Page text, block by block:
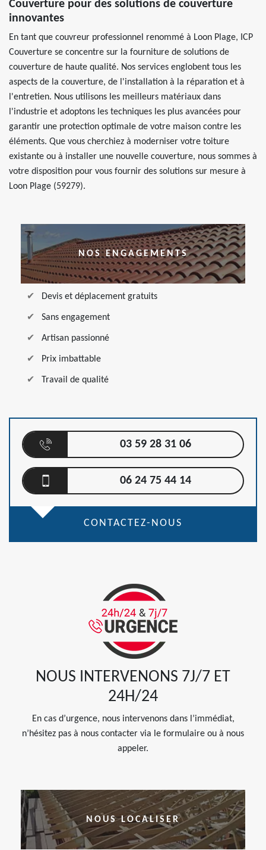
Couverture pour des solutions de couverture
innovantes
En tant que couvreur professionnel renommé à Loon Plage, ICP
Couverture se concentre sur la fourniture de solutions de
couverture de haute qualité. Nos services englobent tous les
aspects de la couverture, de l'installation à la réparation et à
l'entretien. Nous utilisons les meilleurs matériaux dans
l'industrie et adoptons les techniques les plus avancées pour
garantir une protection optimale de votre maison contre les
éléments. Que vous cherchiez à moderniser votre toiture
existante ou à installer une nouvelle couverture, nous sommes à
votre disposition pour vous fournir des solutions sur mesure à
Loon Plage (59279).
NOS ENGAGEMENTS
Devis et déplacement gratuits
Sans engagement
Artisan passionné
Prix imbattable
Travail de qualité
03 59 28 31 06
06 24 75 44 14
CONTACTEZ-NOUS
NOUS INTERVENONS 7J/7 ET
24H/24
En cas d’urgence, nous intervenons dans l’immédiat,
n’hésitez pas à nous contacter via le formulaire ou à nous
appeler.
NOUS LOCALISER